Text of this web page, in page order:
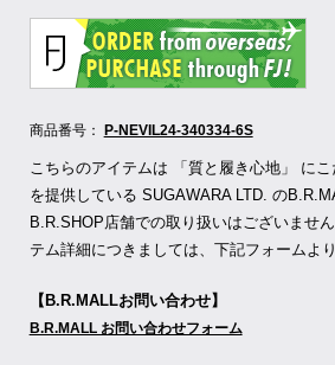
商品番号： P-NEVIL24-340334-6S
こちらのアイテムは 「質と履き心地」 にこ
を提供している SUGAWARA LTD. の
B.R.SHOP店舗での取り扱いはございませ
テム詳細につきましては、下記フォームよ
【B.R.MALLお問い合わせ】
B.R.MALL お問い合わせフォーム